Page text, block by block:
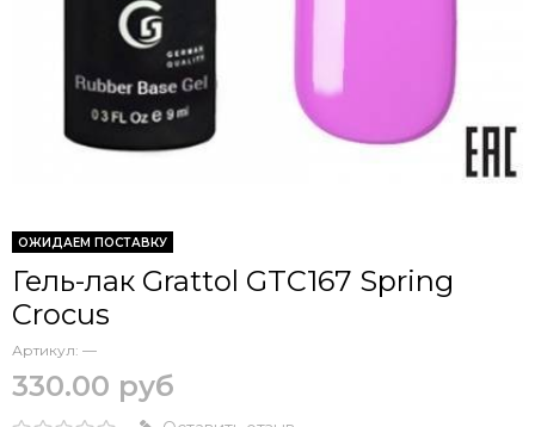
ОЖИДАЕМ ПОСТАВКУ
Гель-лак Grattol GTC167 Spring
Crocus
Артикул: —
330.00 руб